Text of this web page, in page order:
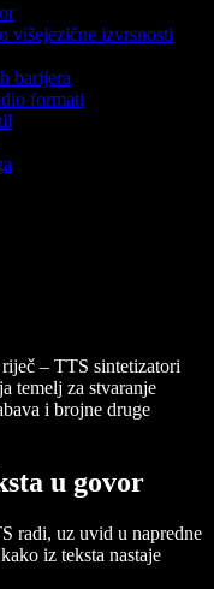
višejezične izvrsnosti
barijera
formati
– TTS sintetizatori
temelj za stvaranje
i brojne druge
u govor
radi, uz uvid u napredne
iz teksta nastaje